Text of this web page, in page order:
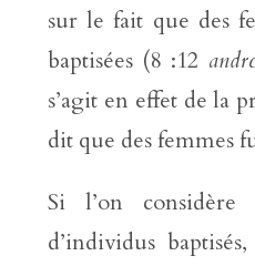
sur le fait que des
baptisées (8 :12
s’agit en effet de la
dit que des femmes
Si l’on considère
d’individus